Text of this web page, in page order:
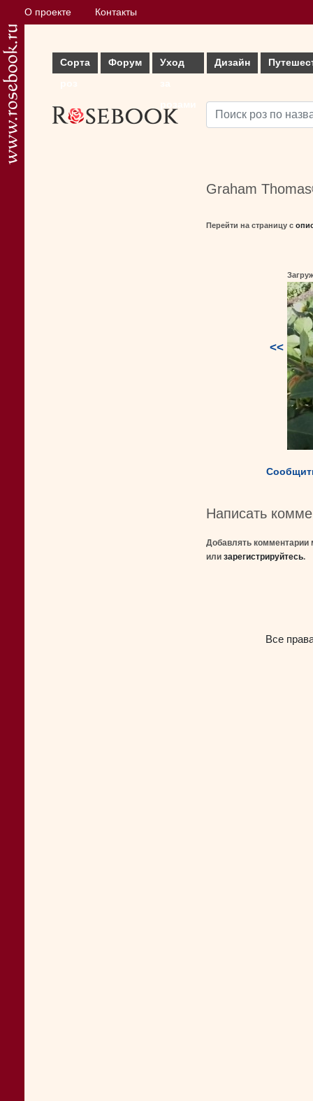
О проекте Контакты
Сорта
Форум
Уход
Дизайн
Graham
Перейти на страницу с
<<
Написать
Добавлять комментарии
или зарегистрируйтесь.
Все